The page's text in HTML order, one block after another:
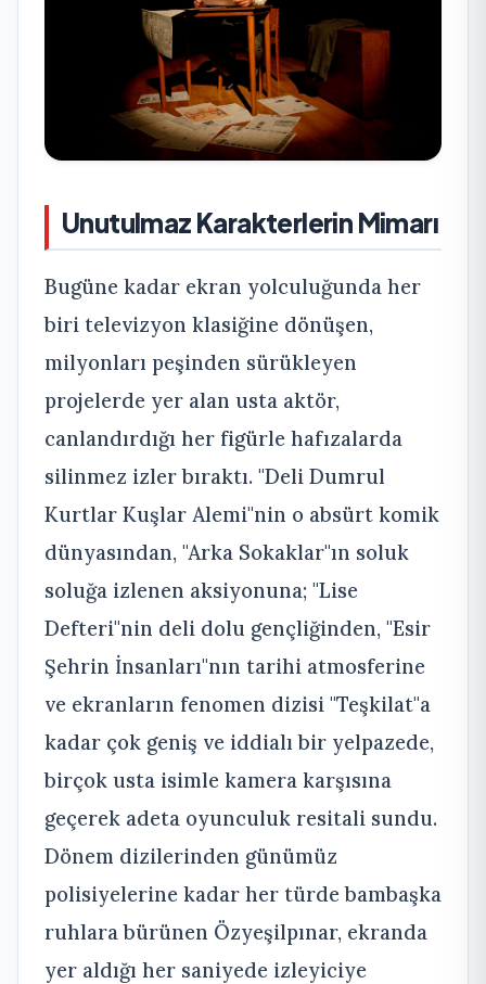
Unutulmaz Karakterlerin Mimarı
Bugüne kadar ekran yolculuğunda her
biri televizyon klasiğine dönüşen,
milyonları peşinden sürükleyen
projelerde yer alan usta aktör,
canlandırdığı her figürle hafızalarda
silinmez izler bıraktı. "Deli Dumrul
Kurtlar Kuşlar Alemi"nin o absürt komik
dünyasından, "Arka Sokaklar"ın soluk
soluğa izlenen aksiyonuna; "Lise
Defteri"nin deli dolu gençliğinden, "Esir
Şehrin İnsanları"nın tarihi atmosferine
ve ekranların fenomen dizisi "Teşkilat"a
kadar çok geniş ve iddialı bir yelpazede,
birçok usta isimle kamera karşısına
geçerek adeta oyunculuk resitali sundu.
Dönem dizilerinden günümüz
polisiyelerine kadar her türde bambaşka
ruhlara bürünen Özyeşilpınar, ekranda
yer aldığı her saniyede izleyiciye